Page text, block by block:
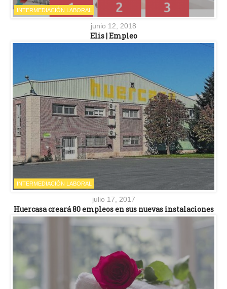
INTERMEDIACIÓN LABORAL
junio 12, 2018
Elis | Empleo
INTERMEDIACIÓN LABORAL
julio 17, 2017
Huercasa creará 80 empleos en sus nuevas instalaciones